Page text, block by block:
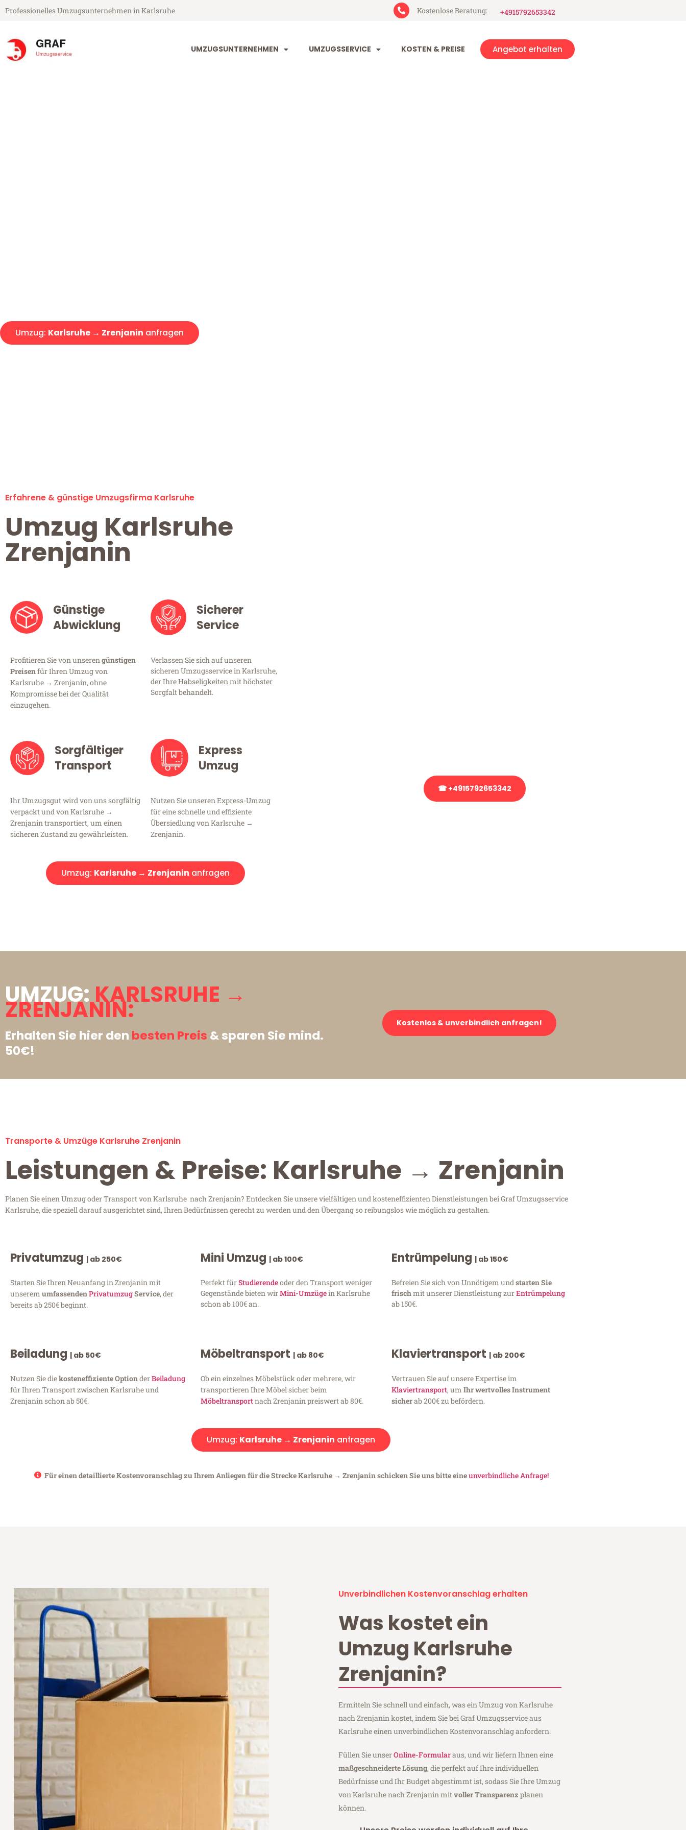
Professionelles Umzugsunternehmen in Karlsruhe Kostenlose Beratung: +4915792653342
UMZUGSUNTERNEHMEN UMZUGSSERVICE KOSTEN & PREISE Angebot erhalten
Umzug: Karlsruhe → Zrenjanin anfragen
Erfahrene & günstige Umzugsfirma Karlsruhe
Umzug Karlsruhe
Zrenjanin
Günstige
Abwicklung
Profitieren Sie von unserengünstigen
Preisenfür Ihren Umzug von
Karlsruhe → Zrenjanin, ohne
Kompromisse bei der Qualität
einzugehen.
Sicherer
Service
Verlassen Sie sich auf unseren
sicheren Umzugsservice in Karlsruhe,
der Ihre Habseligkeiten mit höchster
Sorgfalt behandelt.
Sorgfältiger
Transport
Ihr Umzugsgut wird von uns sorgfältig
verpackt und von Karlsruhe →
Zrenjanin transportiert, um einen
sicheren Zustand zu gewährleisten.
Express
Umzug
Nutzen Sie unseren Express-Umzug
für eine schnelle und effiziente
Übersiedlung von Karlsruhe →
Zrenjanin.
Umzug: Karlsruhe → Zrenjanin anfragen
☎ +4915792653342
UMZUG:KARLSRUHE →
ZRENJANIN:
Erhalten Sie hier den besten Preis & sparen Sie mind.
50€!
Kostenlos & unverbindlich anfragen!
Transporte & Umzüge Karlsruhe Zrenjanin
Leistungen & Preise: Karlsruhe → Zrenjanin
Planen Sie einen Umzug oder Transport von Karlsruhe nach Zrenjanin? Entdecken Sie unsere vielfältigen und kosteneffizienten Dienstleistungen bei Graf Umzugsservice
Karlsruhe, die speziell darauf ausgerichtet sind, Ihren Bedürfnissen gerecht zu werden und den Übergang so reibungslos wie möglich zu gestalten.
Privatumzug | ab 250€
Starten Sie Ihren Neuanfang in Zrenjanin mit
unserem umfassendenPrivatumzugService, der
bereits ab 250€ beginnt.
Mini Umzug | ab 100€
Perfekt fürStudierendeoder den Transport weniger
Gegenstände bieten wirMini-Umzügein Karlsruhe
schon ab 100€ an.
Entrümpelung | ab 150€
Befreien Sie sich von Unnötigem undstarten Sie
frischmit unserer Dienstleistung zurEntrümpelung
ab 150€.
Beiladung | ab 50€
Nutzen Sie diekosteneffiziente OptionderBeiladung
für Ihren Transport zwischen Karlsruhe und
Zrenjanin schon ab 50€.
Möbeltransport | ab 80€
Ob ein einzelnes Möbelstück oder mehrere, wir
transportieren Ihre Möbel sicher beim
Möbeltransportnach Zrenjanin preiswert ab 80€.
Klaviertransport | ab 200€
Vertrauen Sie auf unsere Expertise im
Klaviertransport, um Ihr wertvolles Instrument
sicherab 200€ zu befördern.
Umzug: Karlsruhe → Zrenjanin anfragen
Für einen detaillierte Kostenvoranschlag zu Ihrem Anliegen für die Strecke Karlsruhe → Zrenjanin schicken Sie uns bitte eineunverbindliche Anfrage!
Unverbindlichen Kostenvoranschlag erhalten
Was kostet ein
Umzug Karlsruhe
Zrenjanin?
Ermitteln Sie schnell und einfach, was ein Umzug von Karlsruhe
nach Zrenjanin kostet, indem Sie bei Graf Umzugsservice aus
Karlsruhe einen unverbindlichen Kostenvoranschlag anfordern.
Füllen Sie unserOnline-Formularaus, und wir liefern Ihnen eine
maßgeschneiderte Lösung, die perfekt auf Ihre individuellen
Bedürfnisse und Ihr Budget abgestimmt ist, sodass Sie Ihre Umzug
von Karlsruhe nach Zrenjanin mitvoller Transparenz planen
können.